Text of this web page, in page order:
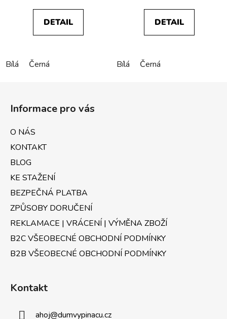
DETAIL
Bílá Černá
DETAIL
Bílá Černá
Informace pro vás
O NÁS
KONTAKT
BLOG
KE STAŽENÍ
BEZPEČNÁ PLATBA
ZPŮSOBY DORUČENÍ
REKLAMACE | VRÁCENÍ | VÝMĚNA ZBOŽÍ
B2C VŠEOBECNÉ OBCHODNÍ PODMÍNKY
B2B VŠEOBECNÉ OBCHODNÍ PODMÍNKY
Kontakt
ahoj@dumvypinacu.cz